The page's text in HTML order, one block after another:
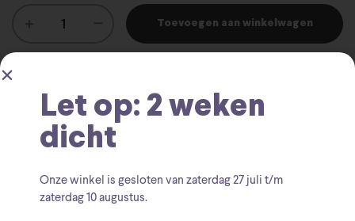
Toevoegen aan winkelwagen
5050574249256
Categorieën:Huis-Tuin-Keuken Merchandise
Marvel,Punisher Mok
Let op: 2 weken
dicht
Onze winkel is gesloten van zaterdag27 juli t/m
zaterdag 10 augustus.